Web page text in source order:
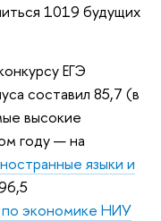
1019 будущих
ЕГЭ
составил 85,7 (в
высокие
году — на
языки и
экономике НИУ